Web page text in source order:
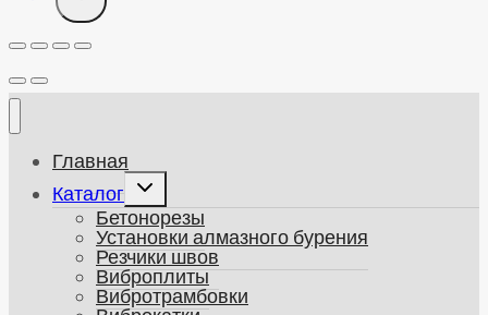
Главная
Каталог
Развернуть
дочернее
меню
Бетонорезы
Установки алмазного бурения
Резчики швов
Виброплиты
Вибротрамбовки